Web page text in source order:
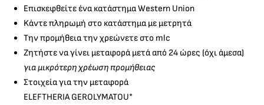
Επισκεφθείτε ένα κατάστημα Western Union
Kάντε πληρωμή στο κατάστημα με μετρητά
Την προμήθεια την χρεώνετε στο mlc
Ζητήστε να γίνει μεταφορά μετά από 24 ώρες (όχι άμεσα)
για μικρότερη χρέωση προμήθειας
Στοιχεία για την μεταφορά
ELEFTHERIA GEROLYMATOU*